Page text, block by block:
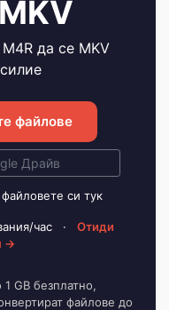
MKV
да се MKV
файлове
Драйв
си тук
час ·
Отиди
→
GB безплатно,
файлове до